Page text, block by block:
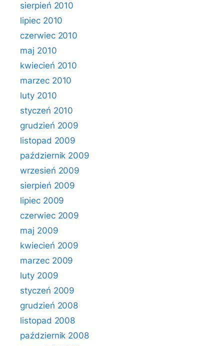
sierpień 2010
lipiec 2010
czerwiec 2010
maj 2010
kwiecień 2010
marzec 2010
luty 2010
styczeń 2010
grudzień 2009
listopad 2009
październik 2009
wrzesień 2009
sierpień 2009
lipiec 2009
czerwiec 2009
maj 2009
kwiecień 2009
marzec 2009
luty 2009
styczeń 2009
grudzień 2008
listopad 2008
październik 2008